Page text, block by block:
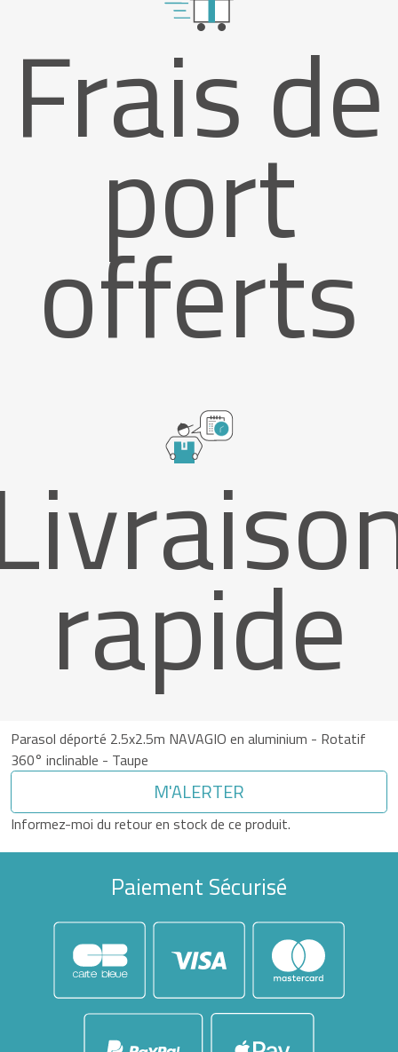
Frais de
port
offerts
rapide
Parasol déporté 2.5x2.5m NAVAGIO en aluminium - Rotatif
360° inclinable - Taupe
M'ALERTER
Informez-moi du retour en stock de ce produit.
Paiement Sécurisé